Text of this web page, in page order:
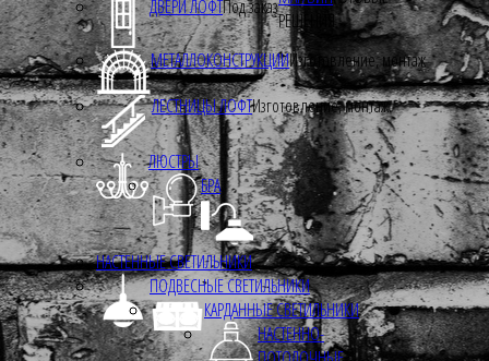
ДВЕРИ ЛОФТПод заказ
МЕТАЛЛОКОНСТРУКЦИИИзготовление, монтаж
ЛЕСТНИЦЫ ЛОФТИзготовление, монтаж.
ЛЮСТРЫ
БРА
НАСТЕННЫЕ СВЕТИЛЬНИКИ
ПОДВЕСНЫЕ СВЕТИЛЬНИКИ
КАРДАННЫЕ СВЕТИЛЬНИКИ
НАСТЕННО-
РЕШЕНИЯ